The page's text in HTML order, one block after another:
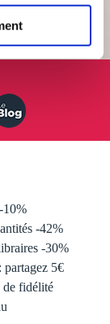
10%
-42%
-30%
partagez 5€
de fidélité